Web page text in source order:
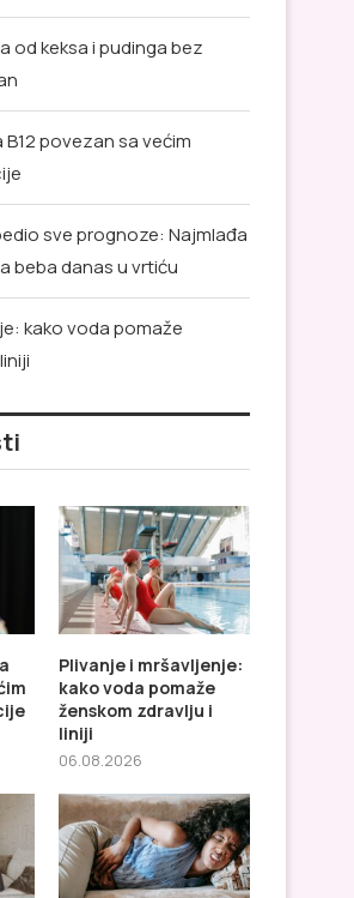
od keksa i pudinga bez
povezan sa većim
sve prognoze: Najmlađa
beba danas u vrtiću
kako voda pomaže
Plivanje i mršavljenje:
kako voda pomaže
ženskom zdravlju i
liniji
06.08.2026